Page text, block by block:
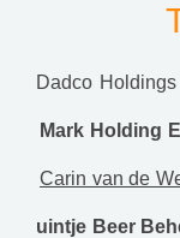
Dadco
Mark Holding
Carin van de
uintje Beer